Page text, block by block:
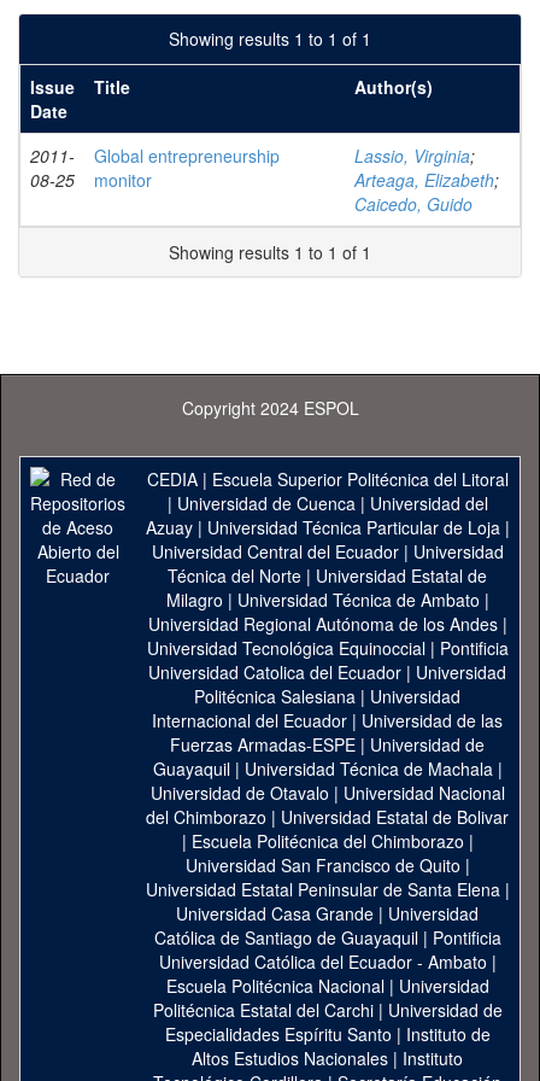
Showing results 1 to 1 of 1
Issue
Date
Title Author(s)
2011-
08-25
Global entrepreneurship
monitor
Lassio, Virginia;
Arteaga, Elizabeth;
Caicedo, Guido
Showing results 1 to 1 of 1
Copyright 2024 ESPOL
CEDIA| Escuela Superior Politécnica del Litoral
| Universidad de Cuenca| Universidad del
Azuay| Universidad Técnica Particular de Loja|
Universidad Central del Ecuador| Universidad
Técnica del Norte | Universidad Estatal de
Milagro | Universidad Técnica de Ambato |
Universidad Regional Autónoma de los Andes|
Universidad Tecnológica Equinoccial| Pontificia
Universidad Catolica del Ecuador | Universidad
Politécnica Salesiana | Universidad
Internacional del Ecuador | Universidad de las
Fuerzas Armadas-ESPE | Universidad de
Guayaquil| Universidad Técnica de Machala|
Universidad de Otavalo | Universidad Nacional
del Chimborazo | Universidad Estatal de Bolivar
| Escuela Politécnica del Chimborazo |
Universidad San Francisco de Quito |
Universidad Estatal Peninsular de Santa Elena|
Universidad Casa Grande | Universidad
Católica de Santiago de Guayaquil| Pontificia
Universidad Católica del Ecuador - Ambato |
Escuela Politécnica Nacional| Universidad
Politécnica Estatal del Carchi| Universidad de
Especialidades Espíritu Santo | Instituto de
Altos Estudios Nacionales | Instituto